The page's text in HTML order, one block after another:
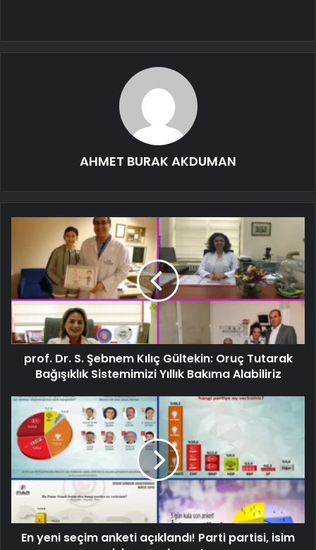
AHMET BURAK AKDUMAN
prof. Dr. S. Şebnem Kılıç Gültekin: Oruç Tutarak
Bağışıklık Sistemimizi Yıllık Bakıma Alabiliriz
En yeni seçim anketi açıklandı! Parti partisi, isim